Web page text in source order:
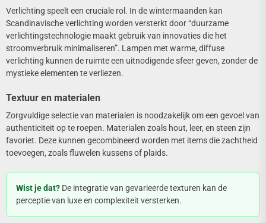
Verlichting speelt een cruciale rol. In de wintermaanden kan
Scandinavische verlichting worden versterkt door “duurzame
verlichtingstechnologie maakt gebruik van innovaties die het
stroomverbruik minimaliseren”. Lampen met warme, diffuse
verlichting kunnen de ruimte een uitnodigende sfeer geven, zonder de
mystieke elementen te verliezen.
Textuur en materialen
Zorgvuldige selectie van materialen is noodzakelijk om een gevoel van
authenticiteit op te roepen. Materialen zoals hout, leer, en steen zijn
favoriet. Deze kunnen gecombineerd worden met items die zachtheid
toevoegen, zoals fluwelen kussens of plaids.
Wist je dat? De integratie van gevarieerde texturen kan de
perceptie van luxe en complexiteit versterken.